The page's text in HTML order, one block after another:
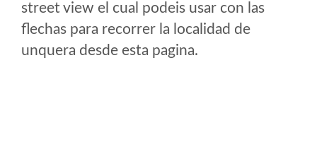
street view el cual podeis usar con las
flechas para recorrer la localidad de
unquera desde esta pagina.